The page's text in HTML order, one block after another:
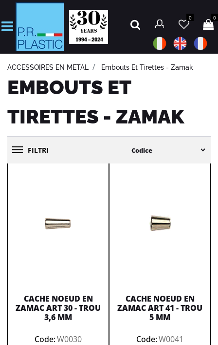
Open
0 0
ACCESSOIRES EN METAL Embouts Et Tirettes - Zamak
EMBOUTS ET
TIRETTES - ZAMAK
CACHE NOEUD EN
ZAMAC ART 30 - TROU
3,6 MM
Code:W0030
CACHE NOEUD EN
ZAMAC ART 41 - TROU
5 MM
Code:W0041
FILTRI